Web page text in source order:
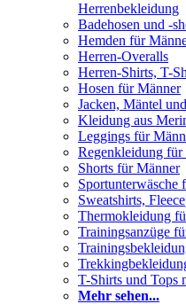
Herrenbekleidung
Badehosen und -
Hemden für
Herren-Overalls
Herren-Shirts, T-
Hosen für Männer
Jacken, Mäntel
Kleidung aus
Leggings für
Regenkleidung für
Shorts für Männer
Sportunterwäsche
Sweatshirts,
Thermokleidung
Trainingsanzüge
T-Shirts und Tops
Mehr sehen...